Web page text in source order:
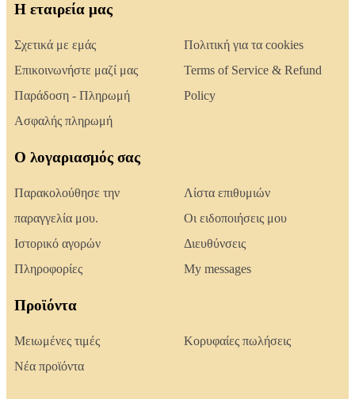
Η εταιρεία μας
Σχετικά με εμάς
Επικοινωνήστε μαζί μας
Παράδοση - Πληρωμή
Ασφαλής πληρωμή
Πολιτική για τα cookies
Terms of Service & Refund
Policy
Ο λογαριασμός σας
Παρακολούθησε την
παραγγελία μου.
Ιστορικό αγορών
Πληροφορίες
Λίστα επιθυμιών
Οι ειδοποιήσεις μου
Διευθύνσεις
My messages
Προϊόντα
Μειωμένες τιμές
Νέα προϊόντα
Κορυφαίες πωλήσεις